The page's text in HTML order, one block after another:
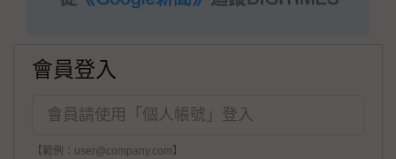
會員登入
【範例：user@company.com】